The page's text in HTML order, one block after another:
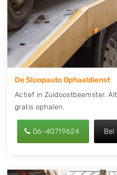
Chevrolet, Citroën, Dacia,
Kia, Mazda, Mercedes Benz,
Peugeot, Porsche, Renault,
Toyota, Volkswagen en Volvo.
De Sloopauto Ophaaldienst
Actief in Zuidoostbeemster.
gratis ophalen.
06-40719624 Bel